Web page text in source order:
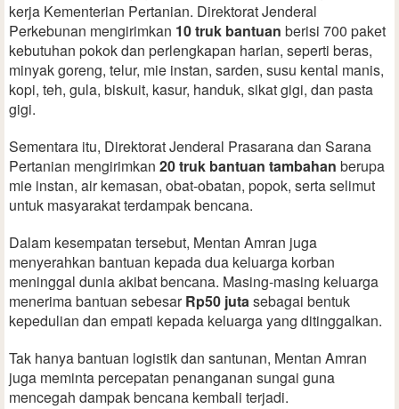
kerja Kementerian Pertanian. Direktorat Jenderal
Perkebunan mengirimkan 10 truk bantuan berisi 700 paket
kebutuhan pokok dan perlengkapan harian, seperti beras,
minyak goreng, telur, mie instan, sarden, susu kental manis,
kopi, teh, gula, biskuit, kasur, handuk, sikat gigi, dan pasta
gigi.
Sementara itu, Direktorat Jenderal Prasarana dan Sarana
Pertanian mengirimkan 20 truk bantuan tambahan berupa
mie instan, air kemasan, obat-obatan, popok, serta selimut
untuk masyarakat terdampak bencana.
Dalam kesempatan tersebut, Mentan Amran juga
menyerahkan bantuan kepada dua keluarga korban
meninggal dunia akibat bencana. Masing-masing keluarga
menerima bantuan sebesarRp50 jutasebagai bentuk
kepedulian dan empati kepada keluarga yang ditinggalkan.
Tak hanya bantuan logistik dan santunan, Mentan Amran
juga meminta percepatan penanganan sungai guna
mencegah dampak bencana kembali terjadi.